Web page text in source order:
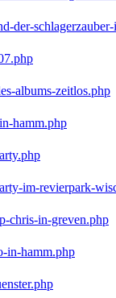
der-
albums-zeitlos.php
hamm.php
im-revierpark-
chris-in-greven.php
in-hamm.php